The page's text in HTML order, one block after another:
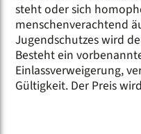
steht oder sich
menschenverachtend
Jugendschutzes wird
Besteht ein
Einlassverweigerung,
Gültigkeit. Der Preis